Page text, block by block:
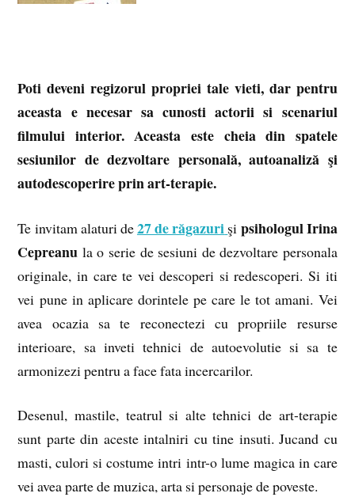
Poti deveni regizorul propriei tale vieti, dar pentru
aceasta e necesar sa cunosti actorii si scenariul
filmului interior. Aceasta este cheia din spatele
sesiunilor de dezvoltare personală, autoanaliză şi
autodescoperire prin art-terapie.
Te invitam alaturi de27 de răgazuri şi psihologul Irina
Cepreanu la o serie de sesiuni de dezvoltare personala
originale, in care te vei descoperi si redescoperi. Si iti
vei pune in aplicare dorintele pe care le tot amani. Vei
avea ocazia sa te reconectezi cu propriile resurse
interioare, sa inveti tehnici de autoevolutie si sa te
armonizezi pentru a face fata incercarilor.
Desenul, mastile, teatrul si alte tehnici de art-terapie
sunt parte din aceste intalniri cu tine insuti. Jucand cu
masti, culori si costume intri intr-o lume magica in care
vei avea parte de muzica, arta si personaje de poveste.